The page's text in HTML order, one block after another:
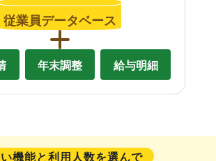
従業員データベース
年末調整 給与明細
機能と利用人数を選んで